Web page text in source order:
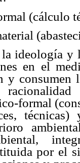
(cálculo
ideología y
en el
y consumen
formal
por el